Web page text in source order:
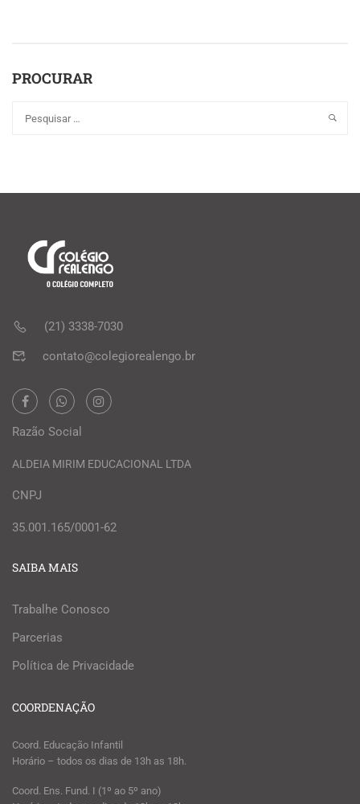
PROCURAR
(21) 3338-7030
contato@colegiorealengo.br
Razão Social
ALDEIA MIRIM EDUCACIONAL LTDA
CNPJ
35.001.165/0001-62
SAIBA MAIS
Trabalhe Conosco
Parcerias
Política de Privacidade
COORDENAÇÃO
Coord. Educação Infantil
Horário – todos os dias de 13h as 18h.
Coord. Ens. Fund. I (1º ao 5º ano)